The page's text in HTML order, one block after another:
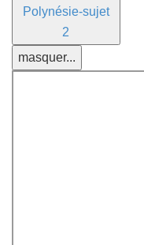
Polynésie-sujet
2
masquer...